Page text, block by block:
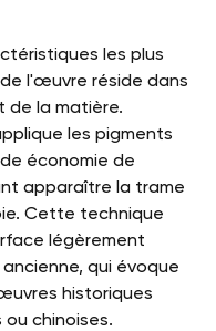
les plus
l'œuvre réside dans
de la matière.
les pigments
économie de
apparaître la trame
Cette technique
légèrement
qui évoque
historiques
chinoises.